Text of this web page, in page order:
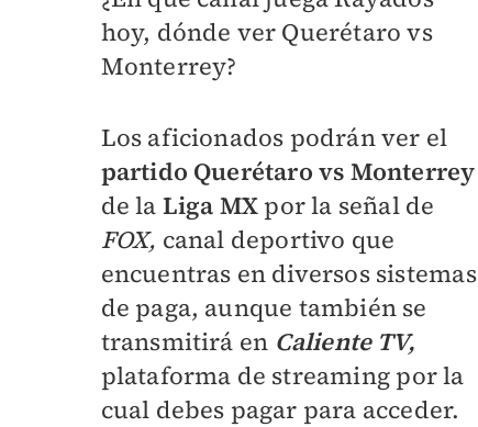
hoy, dónde ver Querétaro vs
Monterrey?
Los aficionados podrán ver el
partido Querétaro vs Monterrey
de la Liga MX por la señal de
FOX, canal deportivo que
encuentras en diversos sistemas
de paga, aunque también se
transmitirá en Caliente TV,
plataforma de streaming por la
cual debes pagar para acceder.